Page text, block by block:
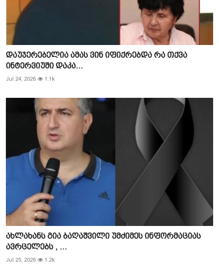
დაუჯერებელია ამას ვინ იფიქრებდა რა თქვა
ინტერვიუში დაკა...
Jul 24, 2026 1.1k
ახლახანს გია ბაღაშვილი უმძიმეს ინფორმაციას
ავრცელებს , ...
Jul 25, 2026 1.2k